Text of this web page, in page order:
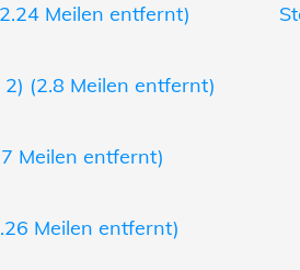
Meilen entfernt)
(2.8 Meilen entfernt)
Meilen entfernt)
Meilen entfernt)